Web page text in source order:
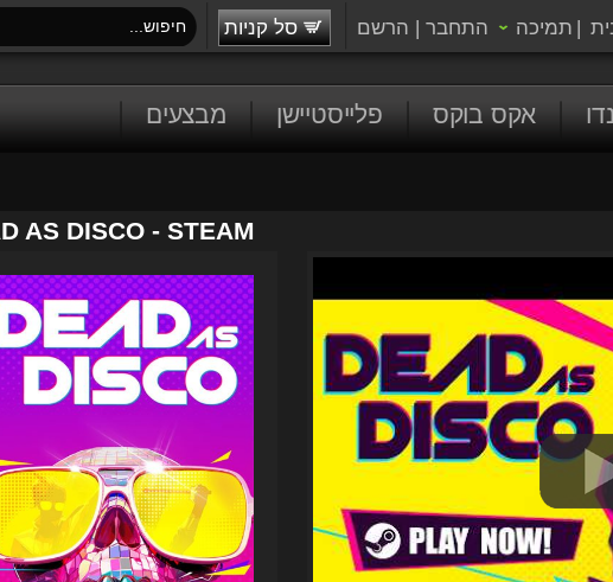
| תמיכה התחבר | הרשם סל קניות
מבצעים פלייסטיישן אקס בוקס
AS DISCO - STEAM